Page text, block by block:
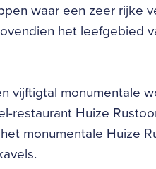
waar een zeer rijke
het leefgebied
vijftigtal monumentale
restaurant Huize
monumentale Huize